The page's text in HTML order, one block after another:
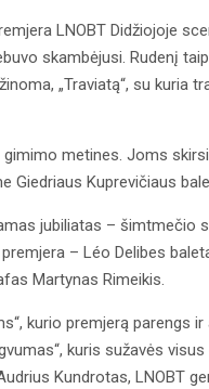
LNOBT Didžiojoje
skambėjusi. Rudenį
„Traviatą“, su kuria
metines. Joms
Kuprevičiaus
jubiliatas – šimtmečio
– Léo Delibes
Martynas Rimeikis.
kurio premjerą parengs
kuris sužavės
Kundrotas, LNOBT